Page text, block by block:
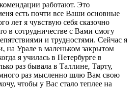
работают. Это
есть почти все Ваши основные
лет я чувствую себя сказочно
в сотрудничестве с Вами смогу
и трудностями. Сейчас я
на Урале в маленьком закрытом
я училась в Петербурге в
раз бывала в Таллине, Тарту,
раз мысленно шлю Вам свою
чтобы у Вас стало теплее на